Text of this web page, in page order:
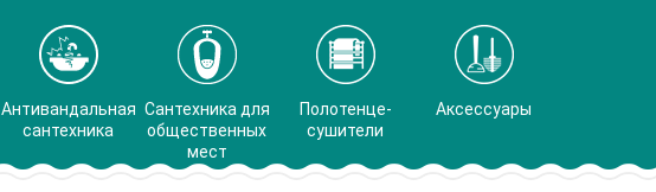
Антивандальная
сантехника
Сантехника для
общественных
мест
Полотенце-
сушители
Аксессуары